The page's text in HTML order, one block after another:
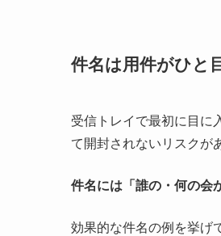
件名は用件がひと
受信トレイで最初に目に
て開封されないリスクが
件名には「誰の・何の会
効果的な件名の例を挙げ